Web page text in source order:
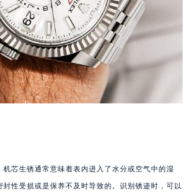
芯生锈通常意味着表内进入了水分或空气中的湿
性受损或是保养不及时导致的。识别锈迹时，可以